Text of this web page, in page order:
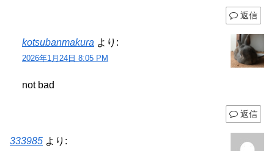
返信
kotsubanmakura より:
2026年1月24日 8:05 PM
not bad
返信
333985 より: